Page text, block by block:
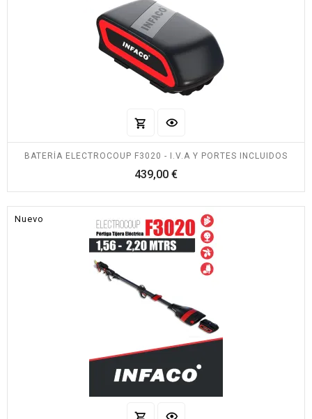
BATERÍA ELECTROCOUP F3020 - I.V.A Y PORTES INCLUIDOS
439,00 €Precio
Nuevo